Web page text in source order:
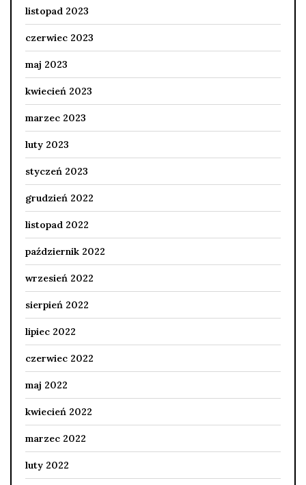
listopad 2023
czerwiec 2023
maj 2023
kwiecień 2023
marzec 2023
luty 2023
styczeń 2023
grudzień 2022
listopad 2022
październik 2022
wrzesień 2022
sierpień 2022
lipiec 2022
czerwiec 2022
maj 2022
kwiecień 2022
marzec 2022
luty 2022